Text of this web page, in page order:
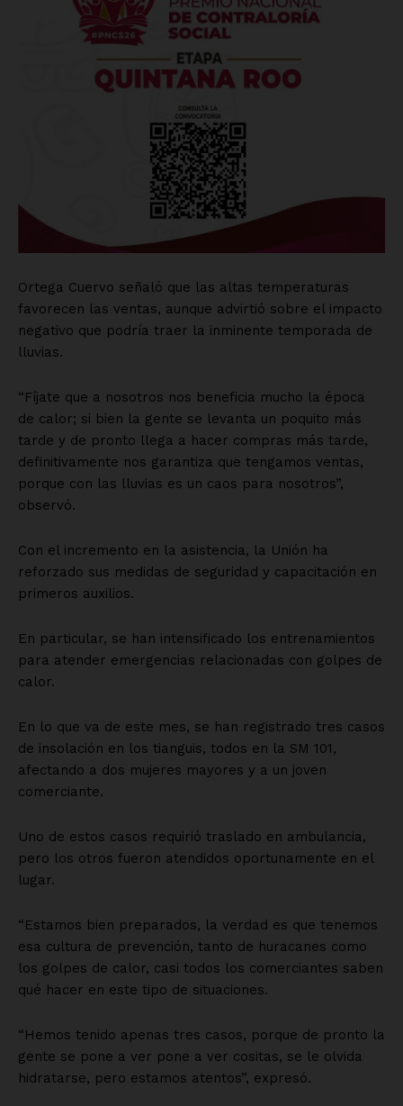
Ortega Cuervo señaló que las altas temperaturas
favorecen las ventas, aunque advirtió sobre el impacto
negativo que podría traer la inminente temporada de
lluvias.
“Fíjate que a nosotros nos beneficia mucho la época
de calor; si bien la gente se levanta un poquito más
tarde y de pronto llega a hacer compras más tarde,
definitivamente nos garantiza que tengamos ventas,
porque con las lluvias es un caos para nosotros”,
observó.
Con el incremento en la asistencia, la Unión ha
reforzado sus medidas de seguridad y capacitación en
primeros auxilios.
En particular, se han intensificado los entrenamientos
para atender emergencias relacionadas con golpes de
calor.
En lo que va de este mes, se han registrado tres casos
de insolación en los tianguis, todos en la SM 101,
afectando a dos mujeres mayores y a un joven
comerciante.
Uno de estos casos requirió traslado en ambulancia,
pero los otros fueron atendidos oportunamente en el
lugar.
“Estamos bien preparados, la verdad es que tenemos
esa cultura de prevención, tanto de huracanes como
los golpes de calor, casi todos los comerciantes saben
qué hacer en este tipo de situaciones.
“Hemos tenido apenas tres casos, porque de pronto la
gente se pone a ver pone a ver cositas, se le olvida
hidratarse, pero estamos atentos”, expresó.